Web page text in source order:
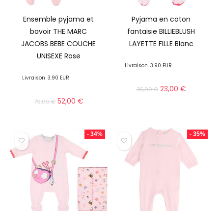
Ensemble pyjama et
bavoir THE MARC
JACOBS BEBE COUCHE
UNISEXE Rose
Livraison 3.90 EUR
79,00€ 52,00 €
Pyjama en coton
fantaisie BILLIEBLUSH
LAYETTE FILLE Blanc
Livraison 3.90 EUR
35,00€ 23,00 €
- 34% - 35%